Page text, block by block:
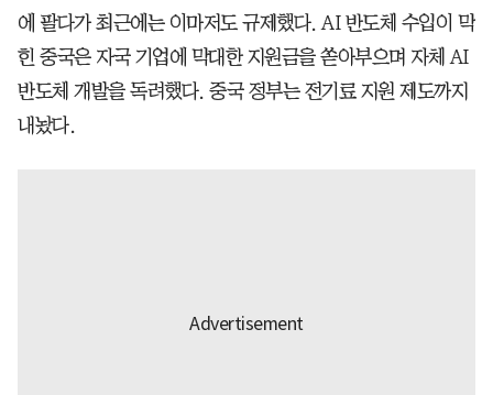
에 팔다가 최근에는 이마저도 규제했다. AI 반도체 수입이 막
힌 중국은 자국 기업에 막대한 지원금을 쏟아부으며 자체 AI
반도체 개발을 독려했다. 중국 정부는 전기료 지원 제도까지
내놨다.